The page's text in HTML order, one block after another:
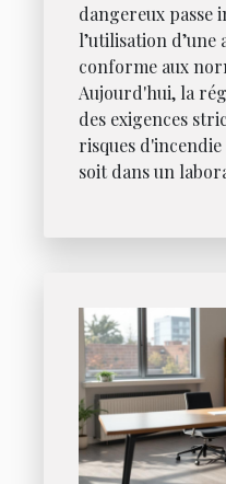
dangereux passe
l’utilisation
conforme aux
Aujourd'hui, la
des exigences
risques
soit dans un